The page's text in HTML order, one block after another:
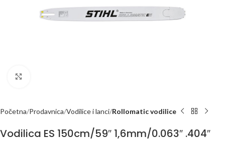
Početna Prodavnica Vodilice i lanci Rollomatic vodilice
Vodilica ES 150cm/59″ 1,6mm/0.063″ .404″